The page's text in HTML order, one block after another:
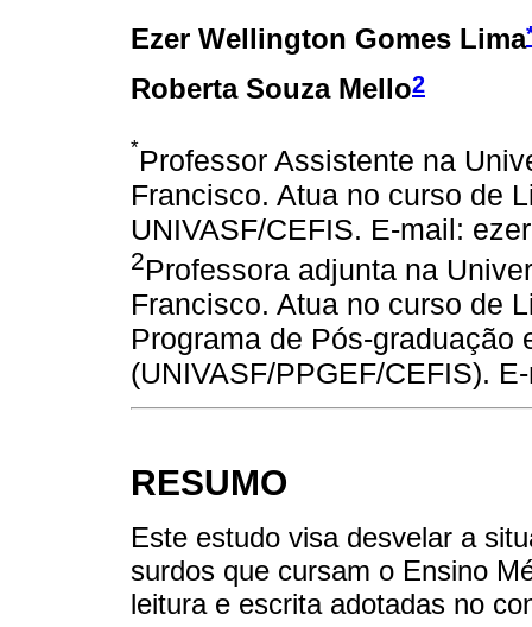
Ezer Wellington Gomes Lima
Roberta Souza Mello2
*Professor Assistente na
Francisco. Atua no curso de
UNIVASF/CEFIS. E-mail:
2Professora adjunta na
Francisco. Atua no curso de
Programa de Pós-graduação
(UNIVASF/PPGEF/CEFIS).
RESUMO
Este estudo visa desvelar a
surdos que cursam o Ensino
leitura e escrita adotadas no